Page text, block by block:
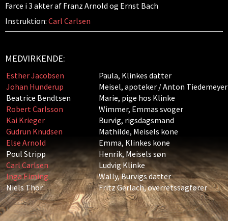
Farce i 3 akter af Franz Arnold og Ernst Bach
Instruktion: Carl Carlsen
MEDVIRKENDE:
Esther Jacobsen
Paula, Klinkes datter
Johan Hunderup
Meisel, apoteker / Anton Tiedemeyer
Beatrice Bendtsen
Marie, pige hos Klinke
Robert Carlsson
Wimmer, Emmas svoger
Kai Krieger
Burvig, rigsdagsmand
Gudrun Knudsen
Mathilde, Meisels kone
Else Arnold
Emma, Klinkes kone
Poul Stripp
Henrik, Meisels søn
Carl Carlsen
Ludvig Klinke
Inga Eiming
Wally, Burvigs datter
Niels Thor
Fritz Gerlach, overretssagfører